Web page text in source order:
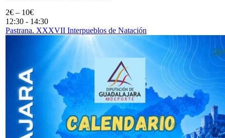
2€ – 10€
12:30 - 14:30
Pastrana. XXXVII Interpueblos de Natación